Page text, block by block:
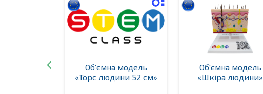
Об'ємна модель
«Торс людини 52 см»
Об'ємна модель
«Шкіра людини»